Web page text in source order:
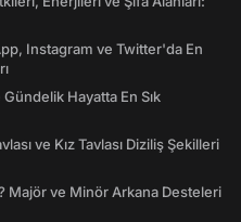
Instagram ve Twitter'da En
Hayatta En Sık
ve Kız Tavlası Diziliş Şekilleri
Majör ve Minör Arkana Desteleri